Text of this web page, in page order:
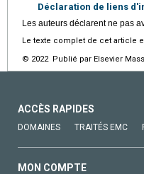
Déclaration de liens
Les auteurs déclarent ne pas
Le texte complet de cet article
© 2022 Publié par Elsevier
ACCÈS RAPIDES
DOMAINES TRAITÉS EMC
MON COMPTE